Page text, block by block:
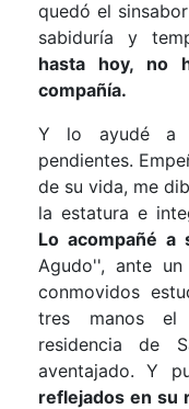
quedó el
sabiduría y
hasta hoy, no
compañía.
Y lo ayudé a
pendientes.
de su vida, me
la estatura e
Lo acompañé a
Agudo'', ante
conmovidos
tres manos el
residencia de
aventajado. Y
reflejados en su